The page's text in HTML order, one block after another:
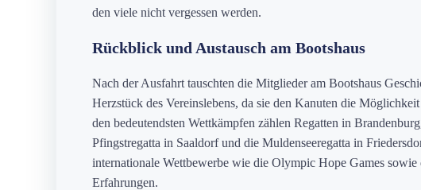
den viele nicht vergessen werden.
Rückblick und Austausch am Bootshaus
Nach der Ausfahrt tauschten die Mitglieder am Bootshaus
Herzstück des Vereinslebens, da sie den Kanuten die
den bedeutendsten Wettkämpfen zählen Regatten in
Pfingstregatta in Saaldorf und die Muldenseeregatta in
internationale Wettbewerbe wie die Olympic Hope Games
Erfahrungen.